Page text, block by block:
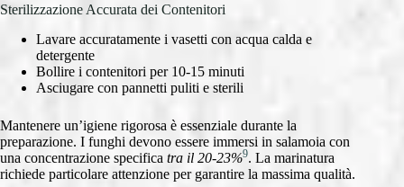
Sterilizzazione Accurata dei Contenitori
Lavare accuratamente i vasetti con acqua calda e
detergente
Bollire i contenitori per 10-15 minuti
Asciugare con pannetti puliti e sterili
Mantenere un’igiene rigorosa è essenziale durante la
preparazione. I funghi devono essere immersi in salamoia con
una concentrazione specifica tra il 20-23%9. La marinatura
richiede particolare attenzione per garantire la massima qualità.